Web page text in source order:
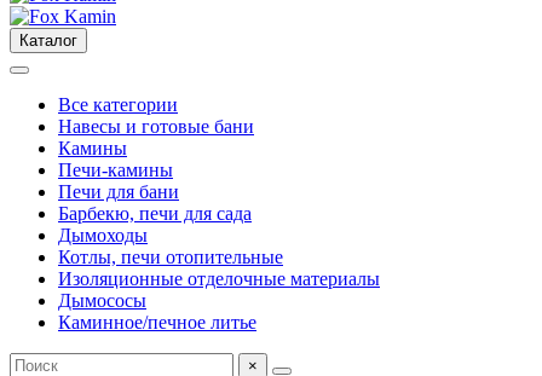
Каталог
Все категории
Навесы и готовые бани
Камины
Печи-камины
Печи для бани
Барбекю, печи для сада
Дымоходы
Котлы, печи отопительные
Изоляционные отделочные материалы
Дымососы
Каминное/печное литье
×